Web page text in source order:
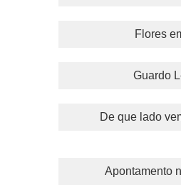
Flores
Guardo
De que lado
Apontamento